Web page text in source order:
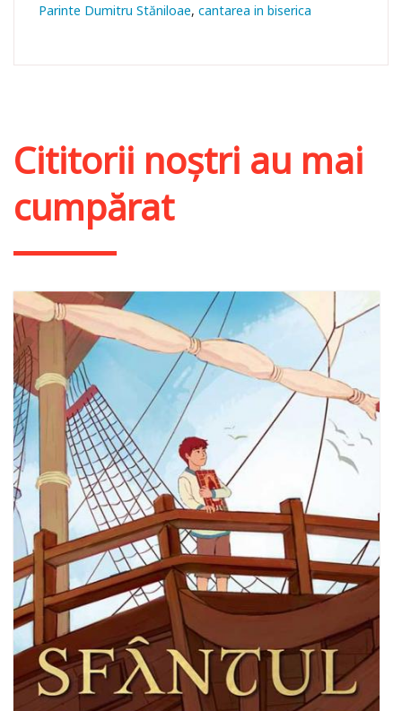
Parinte Dumitru Stăniloae cantarea in biserica
Cititorii noștri au mai
cumpărat